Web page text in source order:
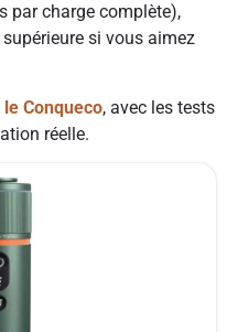
par charge complète),
si vous aimez
Conqueco, avec les tests
réelle.